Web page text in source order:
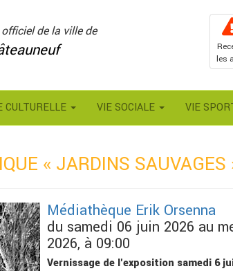
de la ville de
les
CULTURELLE VIE SOCIALE VIE
« JARDINS SAUVAGES
Médiathèque Erik Orsenna
du samedi 06 juin 2026 au
2026, à 09:00
Vernissage de l'exposition samedi 6